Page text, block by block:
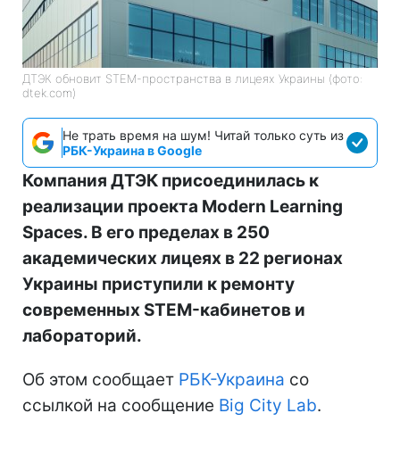
ДТЭК обновит STEM-пространства в лицеях Украины (фото:
dtek.com)
Не трать время на шум! Читай только суть из
РБК-Украина в Google
Компания ДТЭК присоединилась к
реализации проекта Modern Learning
Spaces. В его пределах в 250
академических лицеях в 22 регионах
Украины приступили к ремонту
современных STEM-кабинетов и
лабораторий.
Об этом сообщает РБК-Украина со
ссылкой на сообщение Big City Lab.